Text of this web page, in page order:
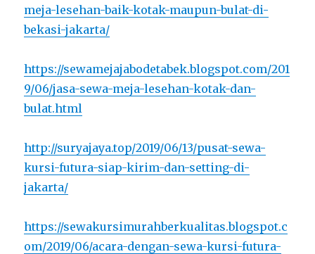
meja-lesehan-baik-kotak-maupun-bulat-di-
bekasi-jakarta/
https://sewamejajabodetabek.blogspot.com/201
9/06/jasa-sewa-meja-lesehan-kotak-dan-
bulat.html
http://suryajaya.top/2019/06/13/pusat-sewa-
kursi-futura-siap-kirim-dan-setting-di-
jakarta/
https://sewakursimurahberkualitas.blogspot.c
om/2019/06/acara-dengan-sewa-kursi-futura-